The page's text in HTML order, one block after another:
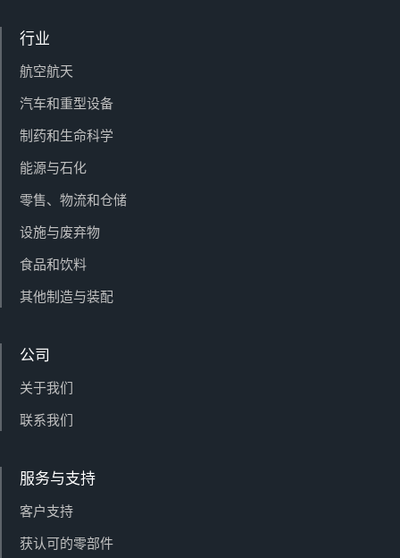
行业
航空航天
汽车和重型设备
制药和生命科学
能源与石化
零售、物流和仓储
设施与废弃物
食品和饮料
其他制造与装配
公司
关于我们
联系我们
服务与支持
客户支持
获认可的零部件